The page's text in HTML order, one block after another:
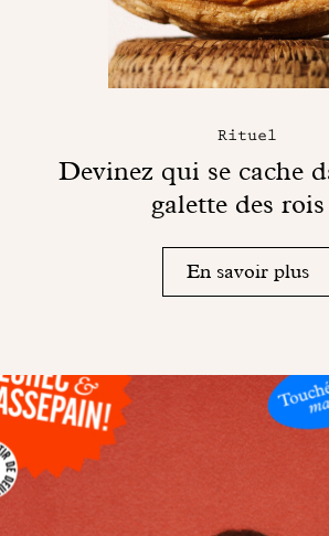
Rituel
Devinez qui se cache
galette des rois
En savoir plus